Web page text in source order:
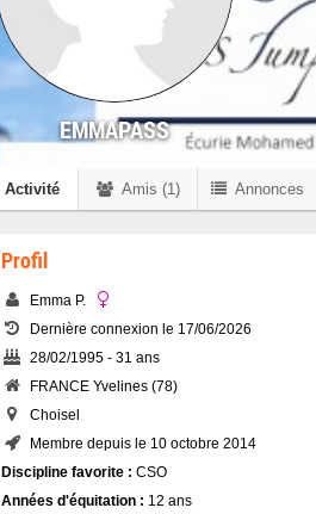
EMMAPASS
Activité Amis (1) Annonces
Profil
Emma P.
Dernière connexion le 17/06/2026
28/02/1995 - 31 ans
FRANCE Yvelines (78)
Choisel
Membre depuis le 10 octobre 2014
Discipline favorite : CSO
Années d'équitation : 12 ans